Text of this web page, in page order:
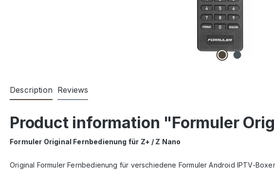
Description Reviews
Product information "Formuler
Formuler Original Fernbedienung für Z+ / Z Nano
Original Formuler Fernbedienung für verschiedene Formuler Android IPTV-